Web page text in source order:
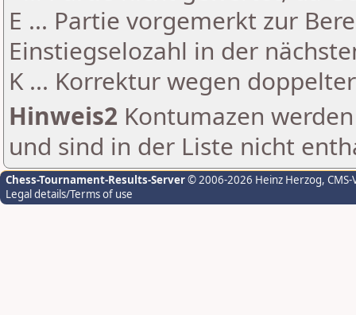
E ... Partie vorgemerkt zur
Einstiegselozahl in der
K ... Korrektur wegen
Hinweis2 Kontumazen
und sind in der Liste nicht
Chess-Tournament-Results-Server© 2006-2026 Heinz Herzog,
Legal details/Terms of use